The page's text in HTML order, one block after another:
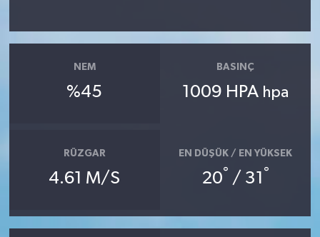
NEM
%45
BASINÇ
1009 HPA hpa
RÜZGAR
4.61 M/S
EN DÜŞÜK / EN YÜKSEK
20° / 31 °